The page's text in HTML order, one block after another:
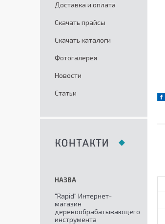
Доставка и оплата
Скачать прайсы
Скачать каталоги
Фотогалерея
Новости
Статьи
КОНТАКТИ
"Rapid" Интернет-
магазин
деревообрабатывающего
инструмента